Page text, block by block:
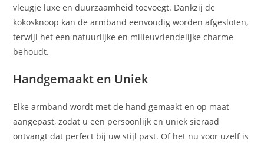
vleugje luxe en duurzaamheid toevoegt. Dankzij de
kokosknoop kan de armband eenvoudig worden afgesloten,
terwijl het een natuurlijke en milieuvriendelijke charme
behoudt.
Handgemaakt en Uniek
Elke armband wordt met de hand gemaakt en op maat
aangepast, zodat u een persoonlijk en uniek sieraad
ontvangt dat perfect bij uw stijl past. Of het nu voor uzelf is